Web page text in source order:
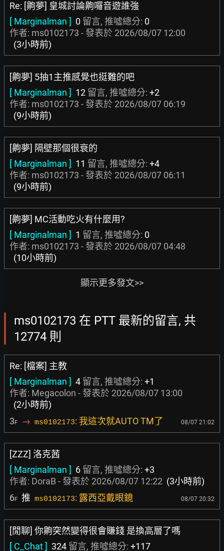
Re: [齁夢] 皇城討論齁囉音遊誰強
[ Marginalman ] 0 留言, 推噓總分: 0
作者: ms0102173 - 發表於 2026/08/07 12:00
(3小時前)
[齁夢] 5抽1主推感覺也挺難的吧
[ Marginalman ] 12 留言, 推噓總分: +2
作者: ms0102173 - 發表於 2026/08/07 06:19
(9小時前)
[齁夢] 隔壁那個很衰的
[ Marginalman ] 11 留言, 推噓總分: +4
作者: ms0102173 - 發表於 2026/08/07 06:11
(9小時前)
[齁夢] MC活動吃火有什麼用?
[ Marginalman ] 1 留言, 推噓總分: 0
作者: ms0102173 - 發表於 2026/08/07 04:48
(10小時前)
顯示更多發文>>
ms0102173 在 PTT 最新的留言, 共
12774 則
Re: [檔案] 主教
[ Marginalman ] 4 留言, 推噓總分: +1
作者: Megacolon - 發表於 2026/08/07 13:00
(2小時前)
3F → ms0102173: 我這次就AUTO TM了 08/07 21:02
[ZZZ] 洛克茜
[ Marginalman ] 6 留言, 推噓總分: +3
作者: DoraB- 發表於 2026/08/07 12:22 (3小時前)
6F 推 ms0102173: 露西亞戴眼鏡 08/07 20:32
[閒聊] 你齁突然變得很會賺錢 是換高層了嗎
[ C_Chat ] 324 留言, 推噓總分: +117